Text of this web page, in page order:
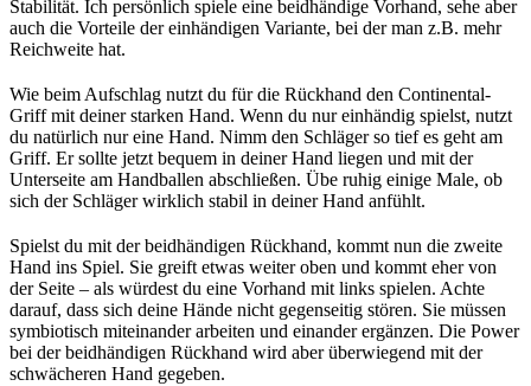
Stabilität. Ich persönlich spiele eine beidhändige Vorhand, sehe aber
auch die Vorteile der einhändigen Variante, bei der man z.B. mehr
Reichweite hat.
Wie beim Aufschlag nutzt du für die Rückhand den Continental-
Griff mit deiner starken Hand. Wenn du nur einhändig spielst, nutzt
du natürlich nur eine Hand. Nimm den Schläger so tief es geht am
Griff. Er sollte jetzt bequem in deiner Hand liegen und mit der
Unterseite am Handballen abschließen. Übe ruhig einige Male, ob
sich der Schläger wirklich stabil in deiner Hand anfühlt.
Spielst du mit der beidhändigen Rückhand, kommt nun die zweite
Hand ins Spiel. Sie greift etwas weiter oben und kommt eher von
der Seite – als würdest du eine Vorhand mit links spielen. Achte
darauf, dass sich deine Hände nicht gegenseitig stören. Sie müssen
symbiotisch miteinander arbeiten und einander ergänzen. Die Power
bei der beidhändigen Rückhand wird aber überwiegend mit der
schwächeren Hand gegeben.